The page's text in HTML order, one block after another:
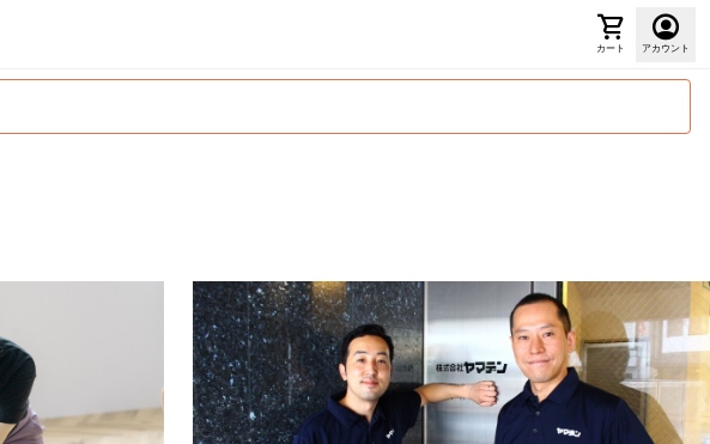
カート アカウント